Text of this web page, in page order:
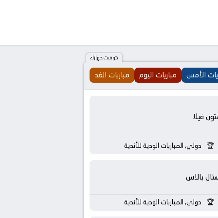
بتوقيت جهازك
الأمس مباريات اليوم مباريات الغد
فيلا
دولي, المباريات الودية للأندية
بالاس
دولي, المباريات الودية للأندية